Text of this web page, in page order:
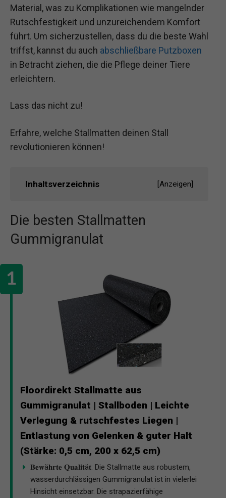
Material, was zu Komplikationen wie mangelnder
Rutschfestigkeit und unzureichendem Komfort
führt. Um sicherzustellen, dass du die beste Wahl
triffst, kannst du auch abschließbare Putzboxen
in Betracht ziehen, die die Pflege deiner Tiere
erleichtern.
Lass das nicht zu!
Erfahre, welche Stallmatten deinen Stall
revolutionieren können!
Inhaltsverzeichnis [Anzeigen]
Die besten Stallmatten
Gummigranulat
Floordirekt Stallmatte aus
Gummigranulat | Stallboden | Leichte
Verlegung & rutschfestes Liegen |
Entlastung von Gelenken & guter Halt
(Stärke: 0,5 cm, 200 x 62,5 cm)
𝐁𝐞𝐰ä𝐡𝐫𝐭𝐞 𝐐𝐮𝐚𝐥𝐢𝐭ä𝐭: Die Stallmatte aus robustem,
wasserdurchlässigen Gummigranulat ist in vielerlei
Hinsicht einsetzbar. Die strapazierfähige